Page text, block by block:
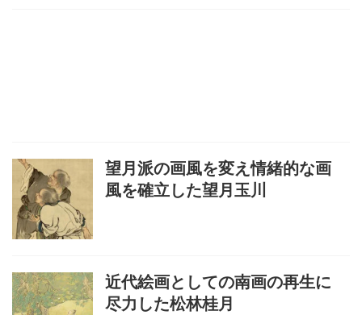
望月派の画風を変え情緒的な画
風を確立した望月玉川
近代絵画としての南画の再生に
尽力した松林桂月